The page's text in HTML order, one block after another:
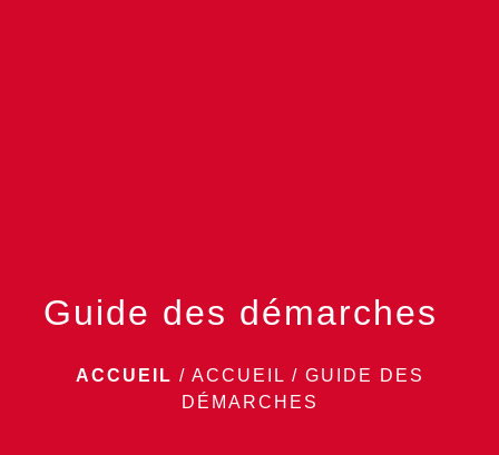
Guide des démarches
ACCUEIL / ACCUEIL / GUIDE DES
DÉMARCHES